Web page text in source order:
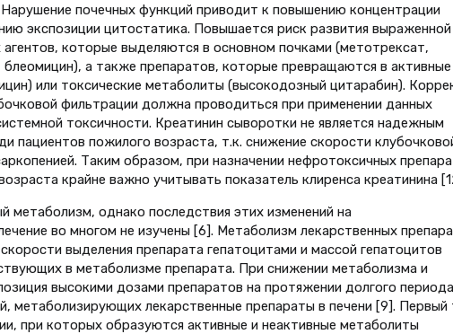
Нарушение почечных функций приводит к повышению концентрации
экспозиции цитостатика. Повышается риск развития выраженной
которые выделяются в основном почками (метотрексат,
блеомицин), а также препаратов, которые превращаются в активные
или токсические метаболиты (высокодозный цитарабин).
фильтрации должна проводиться при применении данных
токсичности. Креатинин сыворотки не является надежным
пациентов пожилого возраста, т.к. снижение скорости
Таким образом, при назначении нефротоксичных
крайне важно учитывать показатель клиренса креатинина
метаболизм, однако последствия этих изменений на
во многом не изучены [6]. Метаболизм лекарственных
выделения препарата гепатоцитами и массой гепатоцитов
в метаболизме препарата. При снижении метаболизма и
высокими дозами препаратов на протяжении долгого периода
метаболизирующих лекарственные препараты в печени [9]. Первый
при которых образуются активные и неактивные метаболиты